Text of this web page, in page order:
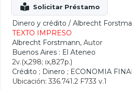
Dinero y crédito / Albrecht
TEXTO IMPRESO
Albrecht Forstmann, Autor
Buenos Aires : El Ateneo
2v.(x,298; ix,827p.)
Crédito ; Dinero ; ECONOMIA
Ubicación: 336.741.2 F733 v.1